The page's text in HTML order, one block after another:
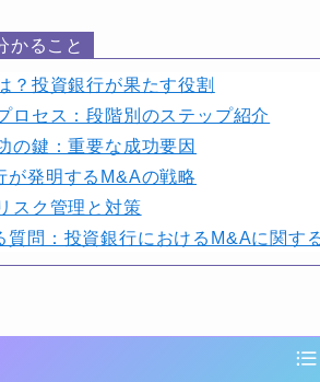
かること
？投資銀行が果たす役割
ロセス：段階別のステップ紹介
の鍵：重要な成功要因
が発明するM&Aの戦略
スク管理と対策
質問：投資銀行におけるM&Aに関す